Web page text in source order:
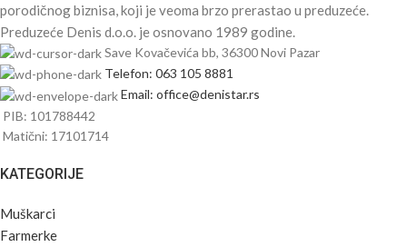
porodičnog biznisa, koji je veoma brzo prerastao u preduzeće.
Preduzeće Denis d.o.o. je osnovano 1989 godine.
Save Kovačevića bb, 36300 Novi Pazar
Telefon: 063 105 8881
Email: office@denistar.rs
PIB: 101788442
Matični: 17101714
KATEGORIJE
Muškarci
Farmerke